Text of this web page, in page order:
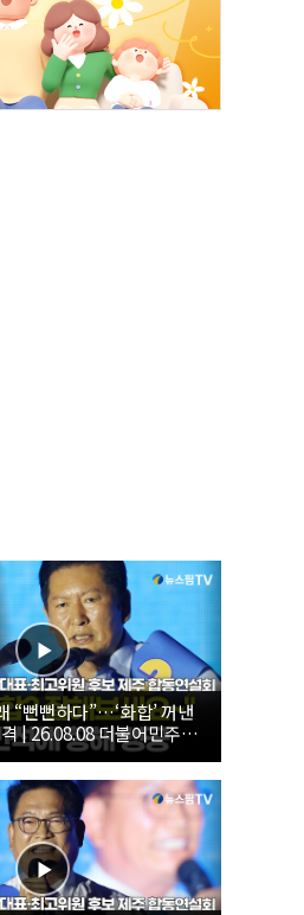
“뻔뻔하다”…‘화합’ 꺼낸
| 26.08.08 더불어민주당
보 제주 합동연설회